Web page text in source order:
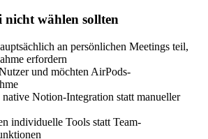
nicht wählen sollten
an persönlichen Meetings teil,
erfordern
und möchten AirPods-
native Notion-Integration statt manueller
individuelle Tools statt Team-